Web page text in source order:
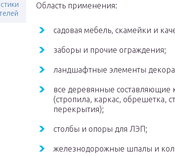
Область применения:
садовая мебель, скамейки и
заборы и прочие ограждения;
ландшафтные элементы
все деревянные составляющие
(стропила, каркас, обрешетка,
перекрытия);
столбы и опоры для ЛЭП;
железнодорожные шпалы и